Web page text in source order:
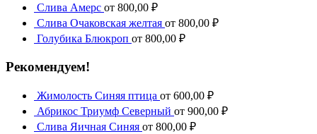
Слива Амерс от 800,00 ₽
Слива Очаковская желтая от 800,00 ₽
Голубика Блюкроп от 800,00 ₽
Рекомендуем!
Жимолость Синяя птица от 600,00 ₽
Абрикос Триумф Северный от 900,00 ₽
Слива Яичная Синяя от 800,00 ₽